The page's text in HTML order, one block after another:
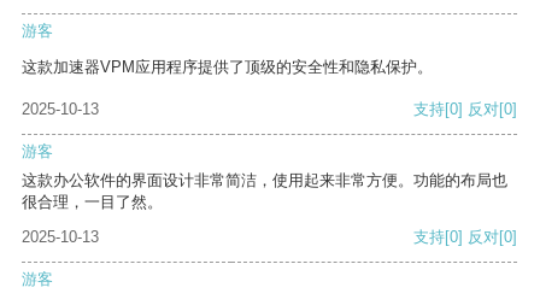
游客
这款加速器VPM应用程序提供了顶级的安全性和隐私保护。
2025-10-13 支持[0] 反对[0]
游客
这款办公软件的界面设计非常简洁，使用起来非常方便。功能的布局也
很合理，一目了然。
2025-10-13
支持[0] 反对[0]
游客